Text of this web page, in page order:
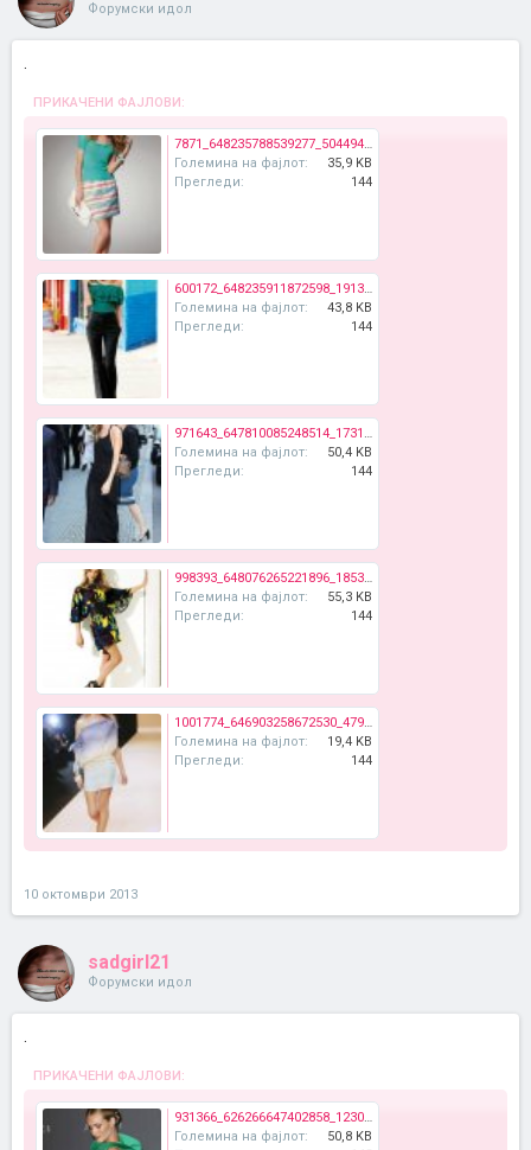
Форумски идол
ПРИКАЧЕНИ ФАЈЛОВИ:
7871_648235788539277_504494430_n.jpg
Големина на фајлот:
35,9 KB
Прегледи:
144
600172_648235911872598_1913127758_n.jpg
Големина на фајлот:
43,8 KB
Прегледи:
144
971643_647810085248514_1731302251_n.jpg
Големина на фајлот:
50,4 KB
Прегледи:
144
998393_648076265221896_1853922846_n.jpg
Големина на фајлот:
55,3 KB
Прегледи:
144
1001774_646903258672530_479820268_n.jpg
Големина на фајлот:
19,4 KB
Прегледи:
144
10 октомври 2013
sadgirl21
Форумски идол
ПРИКАЧЕНИ ФАЈЛОВИ:
931366_626266647402858_1230574572_n.jpg
Големина на фајлот:
50,8 KB